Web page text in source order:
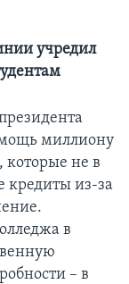
учредил
миллиону
которые не в
кредиты из-за
в
– в